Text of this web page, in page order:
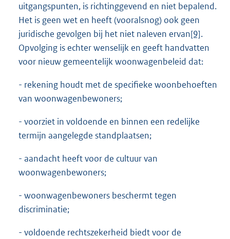
uitgangspunten, is richtinggevend en niet bepalend.
Het is geen wet en heeft (vooralsnog) ook geen
juridische gevolgen bij het niet naleven ervan[9].
Opvolging is echter wenselijk en geeft handvatten
voor nieuw gemeentelijk woonwagenbeleid dat:
- rekening houdt met de specifieke woonbehoeften
van woonwagenbewoners;
- voorziet in voldoende en binnen een redelijke
termijn aangelegde standplaatsen;
- aandacht heeft voor de cultuur van
woonwagenbewoners;
- woonwagenbewoners beschermt tegen
discriminatie;
- voldoende rechtszekerheid biedt voor de